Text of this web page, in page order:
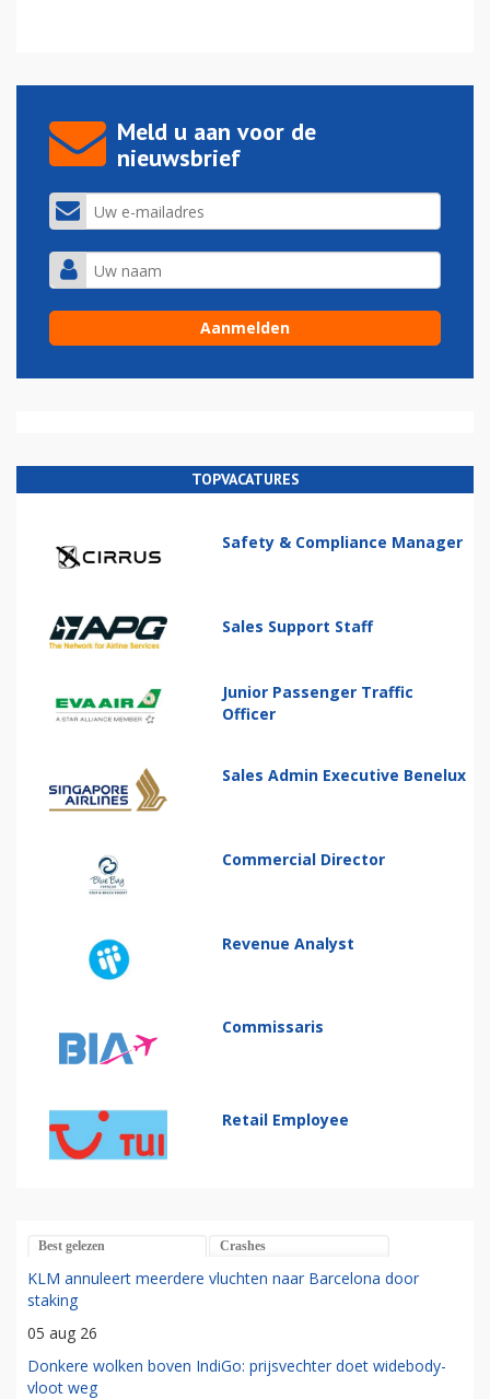
Meld u aan voor de
nieuwsbrief
TOPVACATURES
Safety & Compliance Manager
Sales Support Staff
Junior Passenger Traffic
Officer
Sales Admin Executive Benelux
Commercial Director
Revenue Analyst
Commissaris
Retail Employee
Best gelezen Crashes
KLM annuleert meerdere vluchten naar Barcelona door
staking
05 aug 26
Donkere wolken boven IndiGo: prijsvechter doet widebody-
vloot weg